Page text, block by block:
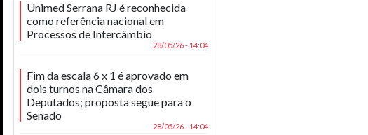
Unimed Serrana RJ é reconhecida
como referência nacional em
Processos de Intercâmbio
28/05/26 - 14:04
Fim da escala 6 x 1 é aprovado em
dois turnos na Câmara dos
Deputados; proposta segue para o
Senado
28/05/26 - 14:04